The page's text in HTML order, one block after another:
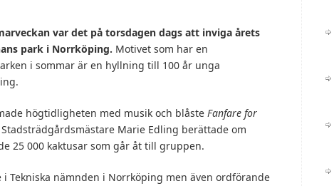
var det på torsdagen dags att inviga årets
park i Norrköping. Motivet som har en
i sommar är en hyllning till 100 år unga
högtidligheten med musik och blåste Fanfare for
Marie Edling berättade om
25 000 kaktusar som går åt till gruppen.
Tekniska nämnden i Norrköping men även ordförande